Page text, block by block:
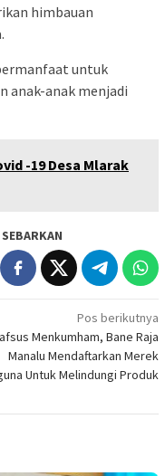
himbauan
untuk
anak-anak menjadi
-19 Desa Mlarak
SEBARKAN
Pos berikutnya
Menkumham, Bane Raja
Manalu Mendaftarkan Merek
Untuk Melindungi Produk